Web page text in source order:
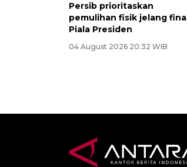
Persib prioritaskan
pemulihan fisik jelang final
Piala Presiden
04 August 2026 20:32 WIB